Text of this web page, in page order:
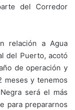
del Corredor
relación a Agua
del Puerto, acotó
de operación y
meses y tenemos
será el más
para prepararnos